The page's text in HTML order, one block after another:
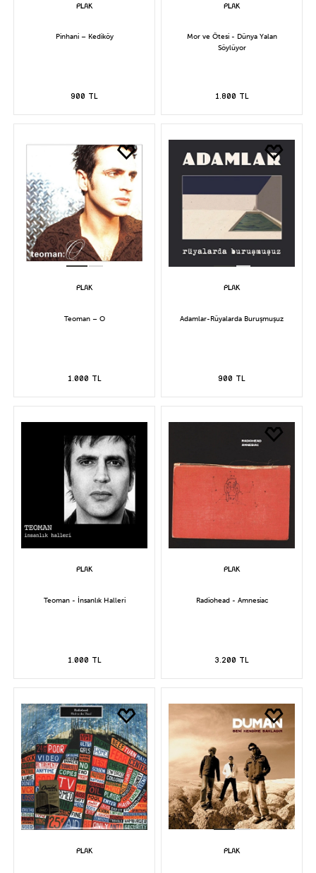
Pinhani – Kediköy
900 TL
Mor ve Ötesi - Dünya Yalan
Söylüyor
1.800 TL
Teoman – O
1.000 TL
Adamlar-Rüyalarda Buruşmuşuz
900 TL
Teoman - İnsanlık Halleri
1.000 TL
Radiohead - Amnesiac
3.200 TL